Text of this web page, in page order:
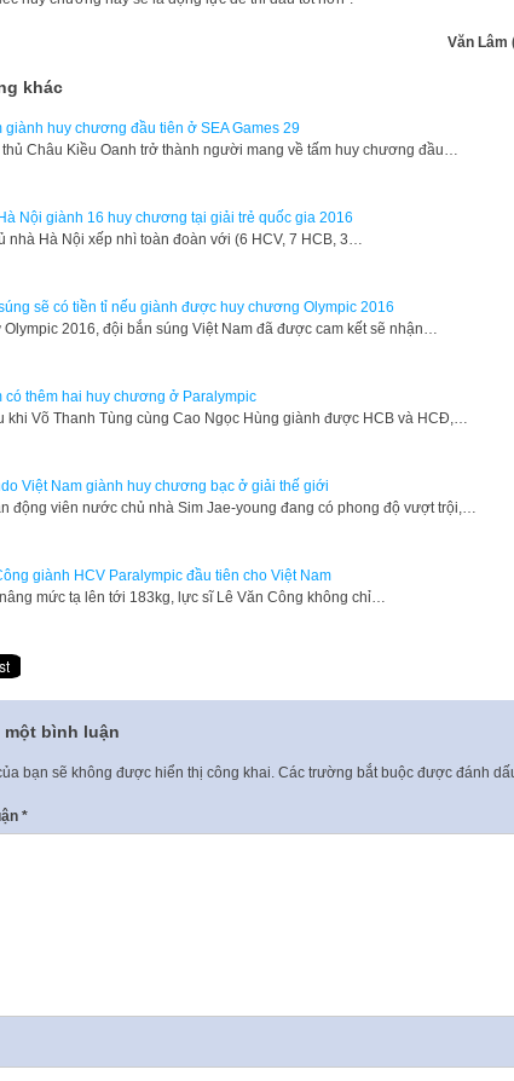
Văn Lâm
khác
giành huy chương đầu tiên ở SEA Games 29
thủ Châu Kiều Oanh trở thành người mang về tấm huy chương đầu…
Nội giành 16 huy chương tại giải trẻ quốc gia 2016
nhà Hà Nội xếp nhì toàn đoàn với (6 HCV, 7 HCB, 3…
sẽ có tiền tỉ nếu giành được huy chương Olympic 2016
Olympic 2016, đội bắn súng Việt Nam đã được cam kết sẽ nhận…
có thêm hai huy chương ở Paralympic
khi Võ Thanh Tùng cùng Cao Ngọc Hùng giành được HCB và HCĐ,…
Việt Nam giành huy chương bạc ở giải thế giới
động viên nước chủ nhà Sim Jae-young đang có phong độ vượt trội,…
giành HCV Paralympic đầu tiên cho Việt Nam
mức tạ lên tới 183kg, lực sĩ Lê Văn Công không chỉ…
một bình luận
bạn sẽ không được hiển thị công khai. Các trường bắt buộc được đánh
*